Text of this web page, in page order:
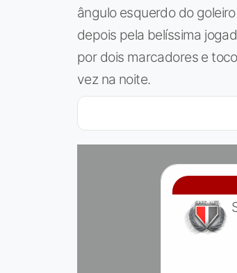
ângulo esquerdo do
depois pela belíssima
por dois marcadores e
vez na noite.